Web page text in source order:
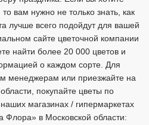
вам нужно не только знать, как
лучше всего подойдут для вашей
сайте цветочной компании
найти более 20 000 цветов и
о каждом сорте. Для
менеджерам или приезжайте на
покупайте цветы по
магазинах / гипермаркетах
Флора» в Московской области: